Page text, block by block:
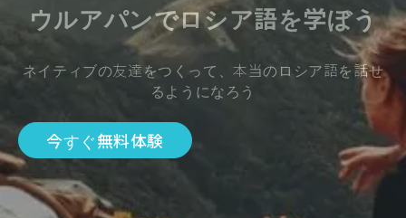
ウルアパンでロシア語を学ぼう
ネイティブの友達をつくって、本当のロシア語を話せ
るようになろう
今すぐ無料体験